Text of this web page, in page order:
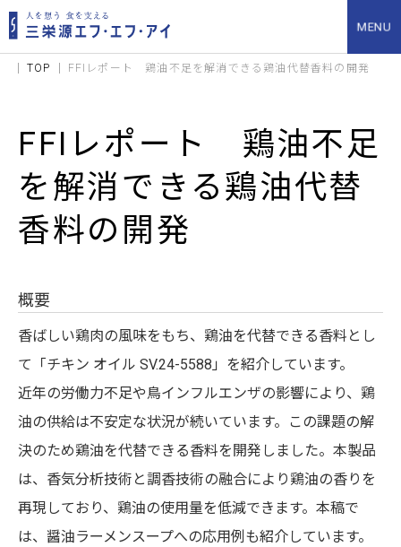
TOP FFIレポート 鶏油不足を解消できる鶏油代替香料の開発
FFIレポート 鶏油不足
を解消できる鶏油代替
香料の開発
概要
​ 香ばしい鶏肉の風味をもち、鶏油を代替できる香料とし
て「チキン オイル SV.24-5588」を紹介しています。
近年の労働力不足や鳥インフルエンザの影響により、鶏
油の供給は不安定な状況が続いています。この課題の解
決のため鶏油を代替できる香料を開発しました。本製品
は、香気分析技術と調香技術の融合により鶏油の香りを
再現しており、鶏油の使用量を低減できます。本稿で
は、醤油ラーメンスープへの応用例も紹介しています。